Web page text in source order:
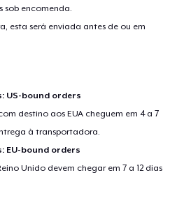
sob encomenda.
esta será enviada antes de ou em
US-bound orders
destino aos EUA cheguem em 4 a 7
à transportadora.
EU-bound orders
Unido devem chegar em 7 a 12 dias